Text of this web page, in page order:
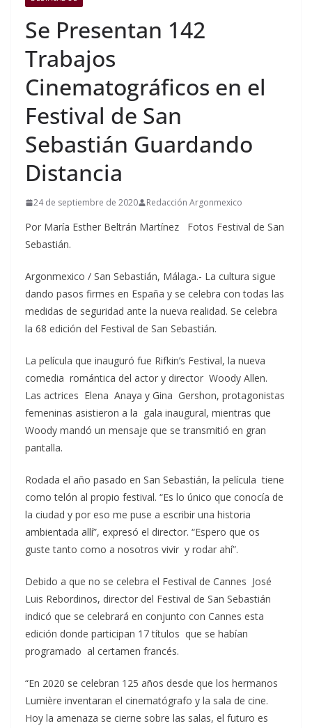
Se Presentan 142
Trabajos
Cinematográficos en el
Festival de San
Sebastián Guardando
Distancia
24 de septiembre de 2020 Redacción Argonmexico
Por María Esther Beltrán Martínez Fotos Festival de San
Sebastián.
Argonmexico / San Sebastián, Málaga.- La cultura sigue
dando pasos firmes en España y se celebra con todas las
medidas de seguridad ante la nueva realidad. Se celebra
la 68 edición del Festival de San Sebastián.
La película que inauguró fue Rifkin’s Festival, la nueva
comedia romántica del actor y director Woody Allen.
Las actrices Elena Anaya y Gina Gershon, protagonistas
femeninas asistieron a la gala inaugural, mientras que
Woody mandó un mensaje que se transmitió en gran
pantalla.
Rodada el año pasado en San Sebastián, la película tiene
como telón al propio festival. “Es lo único que conocía de
la ciudad y por eso me puse a escribir una historia
ambientada allí”, expresó el director. “Espero que os
guste tanto como a nosotros vivir y rodar ahí”.
Debido a que no se celebra el Festival de Cannes José
Luis Rebordinos, director del Festival de San Sebastián
indicó que se celebrará en conjunto con Cannes esta
edición donde participan 17 títulos que se habían
programado al certamen francés.
“En 2020 se celebran 125 años desde que los hermanos
Lumière inventaran el cinematógrafo y la sala de cine.
Hoy la amenaza se cierne sobre las salas, el futuro es